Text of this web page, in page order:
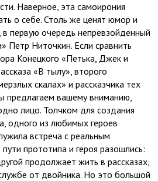
Наверное, эта самоирония
о себе. Столь же ценят юмор и
в первую очередь непревзойденный
Петр Ниточкин. Если сравнить
Конецкого «Петька, Джек и
«В тылу», второго
скалах» и рассказчика тех
предлагаем вашему вниманию,
лицо. Толчком для создания
одного из любимых героев
встреча с реальным
прототипа и героя разошлись:
продолжает жить в рассказах,
от двойника. Но это большой